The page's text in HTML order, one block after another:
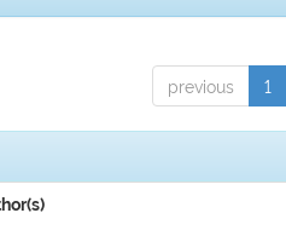
previous 1